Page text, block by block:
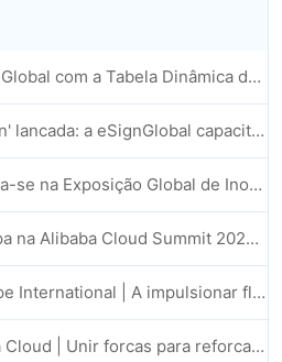
A integração do eSignGlobal com a Tabela Dinâmica do Lark é oficialmente lançada: assinatura e arquivamento automatizados de contratos eletrónicos
Skill 'esign-automation' lancada: a eSignGlobal capacita a OpenClaw com assinaturas eletrónicas automatizadas
eSignGlobal Apresenta-se na Exposição Global de Inovação GIS 2025
A eSignGlobal participa na Alibaba Cloud Summit 2025 em Hong Kong, impulsionando a inovação na cloud orientada por IA e a confiança digital
eSignGlobal × Antelope International | A impulsionar fluxos de trabalho digitais seguros e orientados por IA
eSignGlobal × Alibaba Cloud | Unir forcas para reforcar a confianca digital global no setor fintech